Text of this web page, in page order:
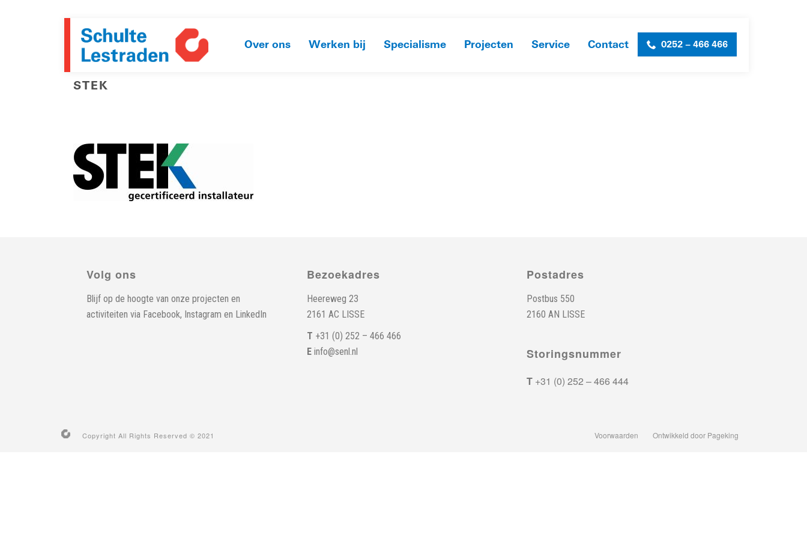
Over ons Werken bij Specialisme Projecten Service Contact 0252 – 466 466
STEK
Volg ons
Blijf op de hoogte van onze projecten en
activiteiten via Facebook, Instagram en LinkedIn
Bezoekadres
Heereweg 23
2161 AC LISSE
T +31 (0) 252 – 466 466
Einfo@senl.nl
Postadres
Postbus 550
2160 AN LISSE
Storingsnummer
T +31 (0) 252 – 466 444
Copyright All Rights Reserved © 2021 Voorwaarden Ontwikkeld door Pageking